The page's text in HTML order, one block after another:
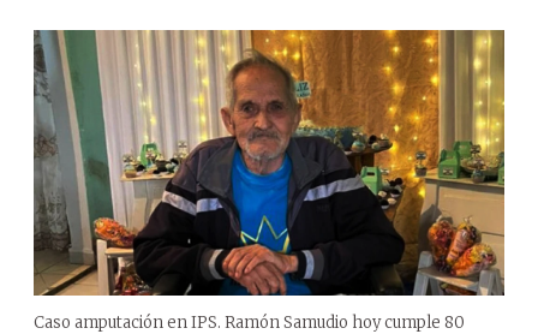
Caso amputación en IPS. Ramón Samudio hoy cumple 80